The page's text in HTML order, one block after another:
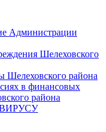
Администрации
Шелеховского
Шелеховского района
в финансовых
района